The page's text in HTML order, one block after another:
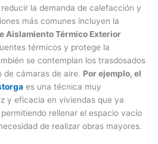
la demanda de calefacción y
más comunes incluyen la
Aislamiento Térmico Exterior
térmicos y protege la
se contemplan los trasdosados
cámaras de aire. Por ejemplo, el
es una técnica muy
y eficacia en viviendas que ya
rellenar el espacio vacío
de realizar obras mayores.